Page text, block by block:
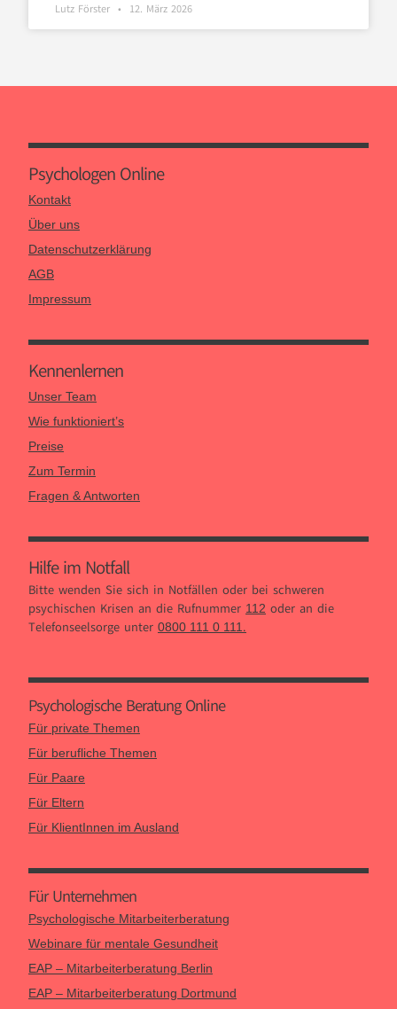
Lutz Förster 12. März 2026
Psychologen Online
Kontakt
Über uns
Datenschutzerklärung
AGB
Impressum
Kennen­lernen
Unser Team
Wie funktioniert’s
Preise
Zum Termin
Fragen & Antworten
Hilfe im Notfall
Bitte wenden Sie sich in Notfällen oder bei schweren
psychischen Krisen an die Rufnummer 112 oder an die
Telefonseelsorge unter 0800 111 0 111 .
Psychologische Beratung Online
Für private Themen
Für berufliche Themen
Für Paare
Für Eltern
Für KlientInnen im Ausland
Für Unternehmen
Psychologische Mitarbeiterberatung
Webinare für mentale Gesundheit
EAP – Mitarbeiterberatung Berlin
EAP – Mitarbeiterberatung Dortmund